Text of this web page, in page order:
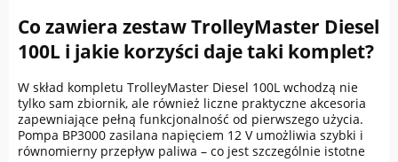
Co zawiera zestaw TrolleyMaster Diesel
100L i jakie korzyści daje taki komplet?
W skład kompletu TrolleyMaster Diesel 100L wchodzą nie
tylko sam zbiornik, ale również liczne praktyczne akcesoria
zapewniające pełną funkcjonalność od pierwszego użycia.
Pompa BP3000 zasilana napięciem 12 V umożliwia szybki i
równomierny przepływ paliwa – co jest szczególnie istotne